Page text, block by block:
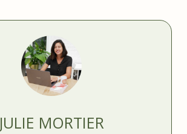
JULIE MORTIER